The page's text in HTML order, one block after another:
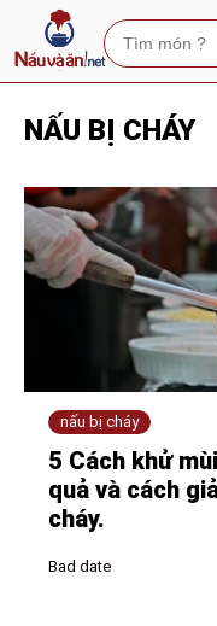
NẤU BỊ CHÁY
nấu bị cháy
5 Cách khử
quả và cách
cháy.
Bad date